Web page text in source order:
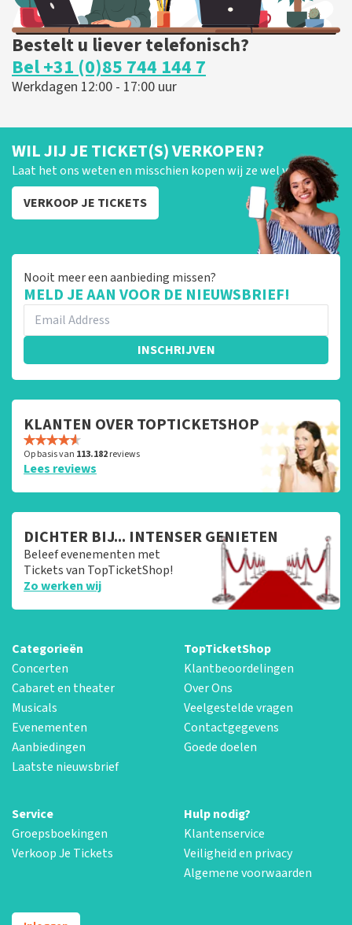
Bestelt u liever telefonisch?
Bel +31 (0)85 744 144 7
Werkdagen 12:00 - 17:00 uur
WIL JIJ JE TICKET(S) VERKOPEN?
Laat het ons weten en misschien kopen wij ze wel van je!
VERKOOP JE TICKETS
Nooit meer een aanbieding missen?
MELD JE AAN VOOR DE NIEUWSBRIEF!
INSCHRIJVEN
KLANTEN OVER TOPTICKETSHOP
Op basis van 113.182reviews
Lees reviews
DICHTER BIJ... INTENSER GENIETEN
Beleef evenementen met
Tickets van TopTicketShop!
Zo werken wij
Categorieën
Concerten
Cabaret en theater
Musicals
Evenementen
Aanbiedingen
Laatste nieuwsbrief
TopTicketShop
Klantbeoordelingen
Over Ons
Veelgestelde vragen
Contactgegevens
Goede doelen
Service
Groepsboekingen
Verkoop Je Tickets
Hulp nodig?
Klantenservice
Veiligheid en privacy
Algemene voorwaarden